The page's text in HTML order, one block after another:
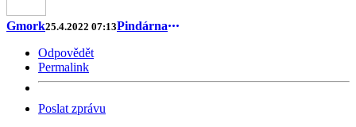
Gmork25.4.2022 07:13Pindárna
Odpovědět
Permalink
Poslat zprávu